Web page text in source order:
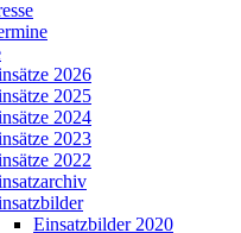
2026
2025
2024
2023
2022
Einsatzbilder 2020